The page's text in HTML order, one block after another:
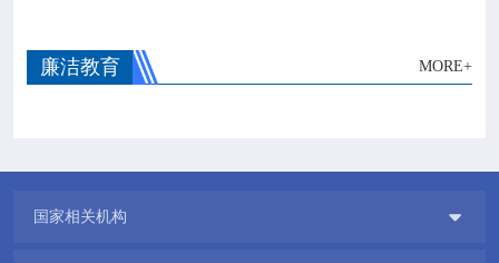
疾控服务

廉洁教育 MORE+
国家相关机构 